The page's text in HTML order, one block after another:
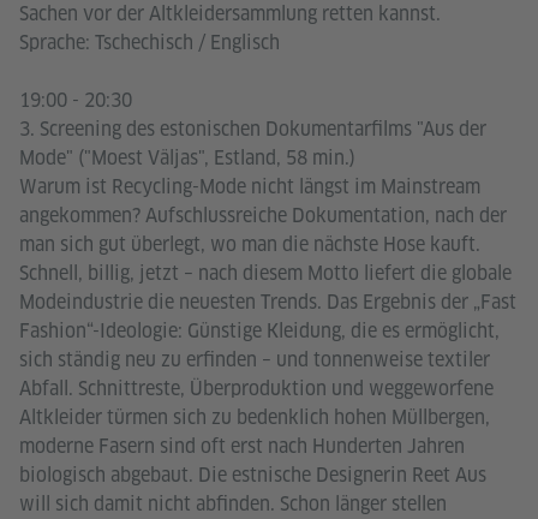
Sachen vor der Altkleidersammlung retten kannst.
Sprache: Tschechisch / Englisch
19:00 - 20:30
3. Screening des estonischen Dokumentarfilms "Aus der
Mode" ("Moest Väljas", Estland, 58 min.)
Warum ist Recycling-Mode nicht längst im Mainstream
angekommen? Aufschlussreiche Dokumentation, nach der
man sich gut überlegt, wo man die nächste Hose kauft.
Schnell, billig, jetzt – nach diesem Motto liefert die globale
Modeindustrie die neuesten Trends. Das Ergebnis der „Fast
Fashion“-Ideologie: Günstige Kleidung, die es ermöglicht,
sich ständig neu zu erfinden – und tonnenweise textiler
Abfall. Schnittreste, Überproduktion und weggeworfene
Altkleider türmen sich zu bedenklich hohen Müllbergen,
moderne Fasern sind oft erst nach Hunderten Jahren
biologisch abgebaut. Die estnische Designerin Reet Aus
will sich damit nicht abfinden. Schon länger stellen